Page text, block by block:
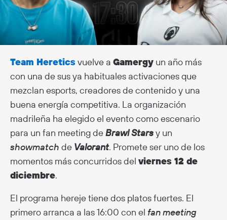
Team Hereticsvuelve a Gamergy un año más
con una de sus ya habituales activaciones que
mezclan esports, creadores de contenido y una
buena energía competitiva. La organización
madrileña ha elegido el evento como escenario
para un fan meeting deBrawl Starsy un
showmatch de Valorant. Promete ser uno de los
momentos más concurridos del viernes 12 de
diciembre.
El programa hereje tiene dos platos fuertes. El
primero arranca a las 16:00 con el fan meeting